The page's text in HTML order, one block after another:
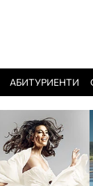
АБИТУРИЕНТИ